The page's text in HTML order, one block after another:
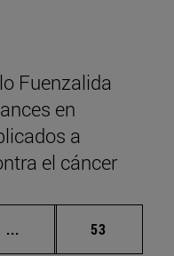
Fuenzalida
en
a
el cáncer
... Páginas intermedias
Página
53